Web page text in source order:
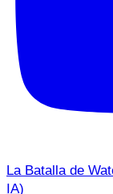
La Batalla de
IA)